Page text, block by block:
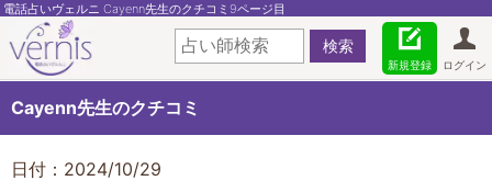
電話占いヴェルニ Cayenn先生のクチコミ9ページ目
ログイン
新規登録
Cayenn先生のクチコミ
日付：2024/10/29